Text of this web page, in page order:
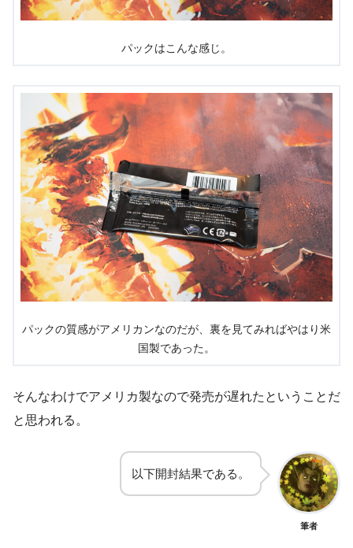
パックはこんな感じ。
パックの質感がアメリカンなのだが、裏を見てみればやはり米
国製であった。
そんなわけでアメリカ製なので発売が遅れたということだ
と思われる。
以下開封結果である。
筆者